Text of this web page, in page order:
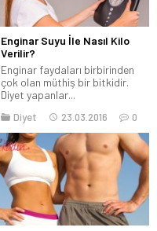
Enginar Suyu İle Nasıl Kilo
Verilir?
Enginar faydaları birbirinden
çok olan müthiş bir bitkidir.
Diyet yapanlar...
Diyet 23.03.2016 0